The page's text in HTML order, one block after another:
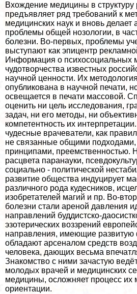
Вхождение медицины в
предъявляет ряд требований к
медицинских наук и вновь
проблемы общей нозологии, в
болезни. Во-первых, проблемы
выступают как эпицентр
Информация о психосоциальных
чудотворчества известных
научной ценности. Их
опубликована в научной печати,
освещается в печати массовой.
оценить ни цель исследования,
задач, ни его методы, ни
компетентность их
чудесные врачеватели, как
не связанные общими подходами,
принципами, преемственностью.
расцвета паранауки,
социально - политической
развитие общества индуцирует
различного рода кудесников,
изобретателей магий и пр. Во-
болезни стали ареной давления
направлений буддистско-
эзотерических воззрений
направления, имеющие развитую
обладают арсеналом средств
человека, дающих весьма
Знакомство с ними зачастую
молодых врачей и медицинских
медицины, осложняет процесс их
ориентации.